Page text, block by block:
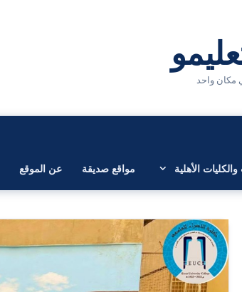
الأهلية مواقع صديقة عن الموقع